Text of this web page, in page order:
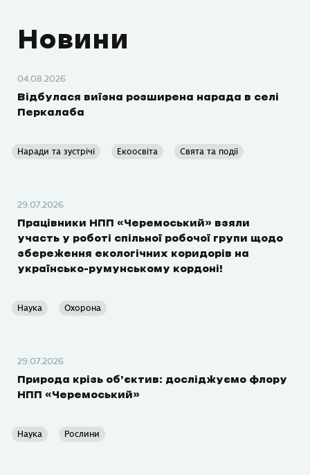
Новини
04.08.2026
Відбулася виїзна розширена нарада в селі
Перкалаба
Наради та зустрічі Екоосвіта Свята та події
29.07.2026
Працівники НПП «Черемоський» взяли
участь у роботі спільної робочої групи щодо
збереження екологічних коридорів на
українсько-румунському кордоні!
Наука Охорона
29.07.2026
Природа крізь об’єктив: досліджуємо флору
НПП «Черемоський»
Наука Рослини